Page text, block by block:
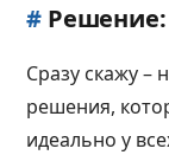
# Решение:
Сразу скажу –
решения,
идеально у